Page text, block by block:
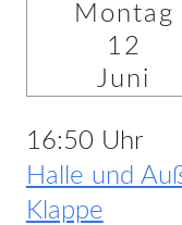
Montag
12
Juni
16:50 Uhr
Halle und
Klappe